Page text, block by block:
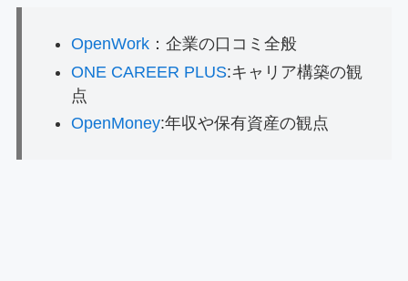
OpenWork：企業の口コミ全般
ONE CAREER PLUS:キャリア構築の観
点
OpenMoney:年収や保有資産の観点